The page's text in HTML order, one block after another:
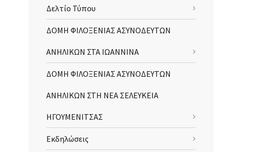
Δελτίο Τύπου
ΔΟΜΗ ΦΙΛΟΞΕΝΙΑΣ ΑΣΥΝΟΔΕΥΤΩΝ
ΑΝΗΛΙΚΩΝ ΣΤΑ ΙΩΑΝΝΙΝΑ
ΔΟΜΗ ΦΙΛΟΞΕΝΙΑΣ ΑΣΥΝΟΔΕΥΤΩΝ
ΑΝΗΛΙΚΩΝ ΣΤΗ ΝΕΑ ΣΕΛΕΥΚΕΙΑ
ΗΓΟΥΜΕΝΙΤΣΑΣ
Εκδηλώσεις